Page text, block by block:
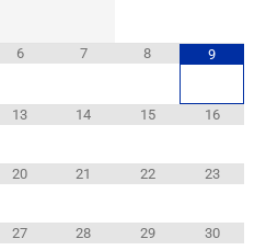
6 7 8 9
13 14 15 16
20 21 22 23
27 28 29 30